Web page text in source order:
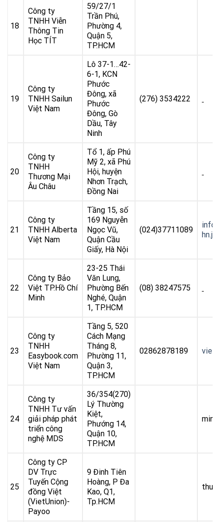
18
Công ty
TNHH Viễn
Thông Tin
Học TÍT
59/27/1
Trần Phú,
Phường 4,
Quận 5,
TP.HCM
19
Công ty
TNHH Sailun
Việt Nam
Lô 37-1…42-
6-1, KCN
Phước
Đông, xã
Phước
Đông, Gò
Dầu, Tây
Ninh
(276) 3534222
20
Công ty
TNHH
Thương Mại
Âu Châu
Tổ 1, ấp Phú
Mỹ 2, xã Phú
Hội, huyện
Nhơn Trạch,
Đồng Nai
21
Công ty
TNHH Alberta
Việt Nam
Tầng 15, số
169 Nguyễn
Ngọc Vũ,
Quận Cầu
Giấy, Hà Nội
(024)37711089
22
Công ty Bảo
Việt TP.Hồ Chí
Minh
23-25 Thái
Văn Lung,
Phường Bến
Nghé, Quận
1, TP.HCM
(08) 38247575
23
Công ty
TNHH
Easybook.com
Việt Nam
Tầng 5, 520
Cách Mạng
Tháng 8,
Phường 11,
Quận 3,
TP.HCM
02862878189
24
Công ty
TNHH Tư vấn
giải pháp phát
triển công
nghệ MDS
36/354(270)
Lý Thường
Kiệt,
Phướng 14,
Quận 10,
TP.HCM
25
Công ty CP
DV Trực
Tuyến Cộng
đồng Việt
(VietUnion)-
Payoo
9 Đinh Tiên
Hoàng, P Đa
Kao, Q1,
Tp.HCM